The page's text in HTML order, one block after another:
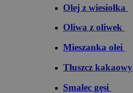
Olej z wiesiołka
Oliwa z oliwek
Mieszanka olei
Tłuszcz kakaowy
Smalec gęsi